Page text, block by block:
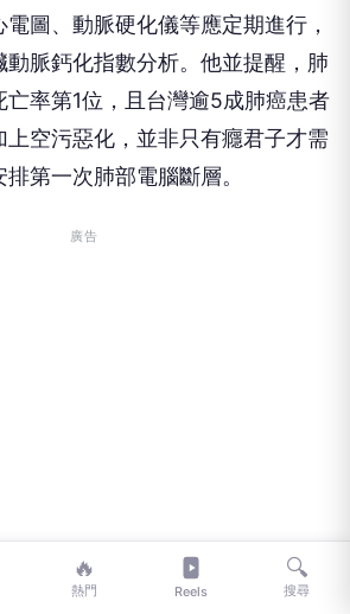
圖、動脈硬化儀等應定期進行，
動脈鈣化指數分析。他並提醒，肺
率第1位，且台灣逾5成肺癌患者
上空污惡化，並非只有癮君子才需
第一次肺部電腦斷層。
廣告
🔥
熱門 Reels
🔍
搜尋